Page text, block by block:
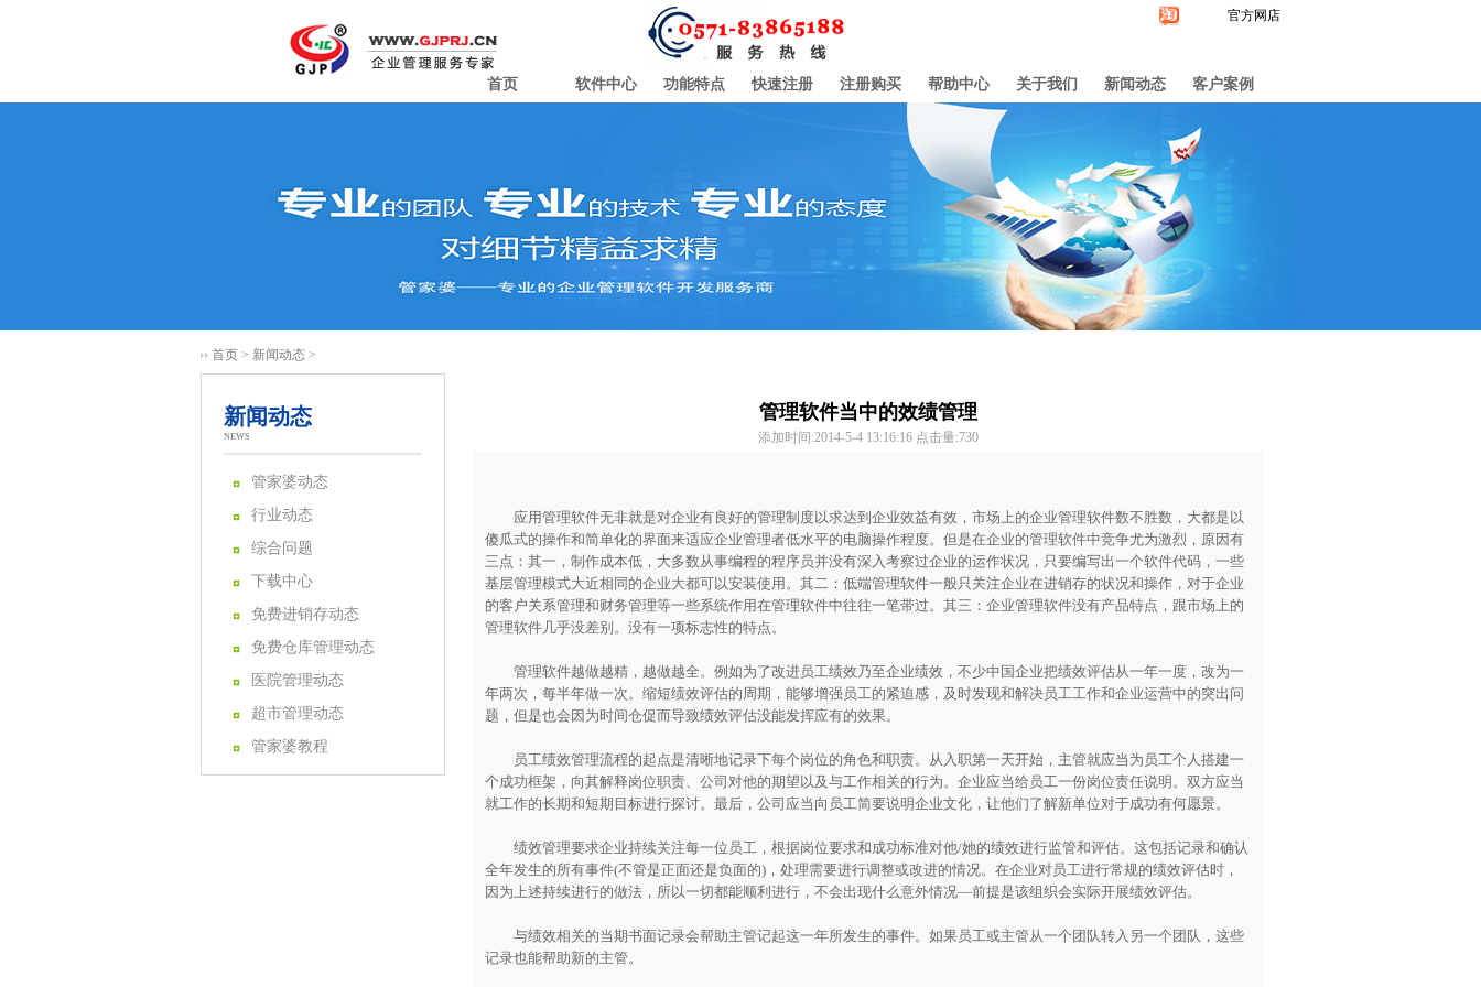
官方网店
首页 软件中心 功能特点 快速注册 注册购买 帮助中心 关于我们 新闻动态 客户案例
首页 > 新闻动态 >
新闻动态
NEWS
管家婆动态
行业动态
综合问题
下载中心
免费进销存动态
免费仓库管理动态
医院管理动态
超市管理动态
管家婆教程
管理软件当中的效绩管理
添加时间:2014-5-4 13:16:16 点击量:730
应用管理软件无非就是对企业有良好的管理制度以求达到企业效益有效，市场上的企业管理软件数不胜数，大都是以
傻瓜式的操作和简单化的界面来适应企业管理者低水平的电脑操作程度。但是在企业的管理软件中竞争尤为激烈，原因有
三点：其一，制作成本低，大多数从事编程的程序员并没有深入考察过企业的运作状况，只要编写出一个软件代码，一些
基层管理模式大近相同的企业大都可以安装使用。其二：低端管理软件一般只关注企业在进销存的状况和操作，对于企业
的客户关系管理和财务管理等一些系统作用在管理软件中往往一笔带过。其三：企业管理软件没有产品特点，跟市场上的
管理软件几乎没差别。没有一项标志性的特点。
管理软件越做越精，越做越全。例如为了改进员工绩效乃至企业绩效，不少中国企业把绩效评估从一年一度，改为一
年两次，每半年做一次。缩短绩效评估的周期，能够增强员工的紧迫感，及时发现和解决员工工作和企业运营中的突出问
题，但是也会因为时间仓促而导致绩效评估没能发挥应有的效果。
员工绩效管理流程的起点是清晰地记录下每个岗位的角色和职责。从入职第一天开始，主管就应当为员工个人搭建一
个成功框架，向其解释岗位职责、公司对他的期望以及与工作相关的行为。企业应当给员工一份岗位责任说明。双方应当
就工作的长期和短期目标进行探讨。最后，公司应当向员工简要说明企业文化，让他们了解新单位对于成功有何愿景。
绩效管理要求企业持续关注每一位员工，根据岗位要求和成功标准对他/她的绩效进行监管和评估。这包括记录和确认
全年发生的所有事件(不管是正面还是负面的)，处理需要进行调整或改进的情况。在企业对员工进行常规的绩效评估时，
因为上述持续进行的做法，所以一切都能顺利进行，不会出现什么意外情况—前提是该组织会实际开展绩效评估。
与绩效相关的当期书面记录会帮助主管记起这一年所发生的事件。如果员工或主管从一个团队转入另一个团队，这些
记录也能帮助新的主管。